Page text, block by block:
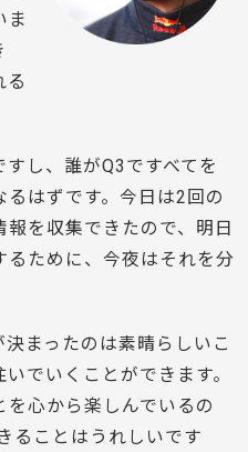
ま
る
すし、誰がQ3ですべてを
はずです。今日は2回の
を収集できたので、明日
るために、今夜はそれを分
決まったのは素晴らしいこ
でいくことができます。
心から楽しんでいるの
ることはうれしいです